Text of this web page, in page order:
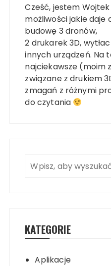
Cześć, jestem
możliwości jakie daje
budowę 3 dronów,
2 drukarek 3D,
innych urządzeń. Na
najciekawsze (moim
związane z drukiem
zmagań z różnymi
do czytania
KATEGORIE
Aplikacje